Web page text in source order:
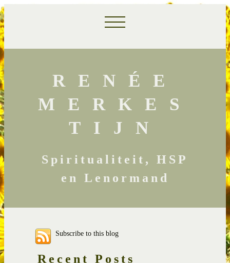
RENÉE
MERKES
TIJN
Spiritualiteit, HSP
en Lenormand
Subscribe to this blog
Recent Posts